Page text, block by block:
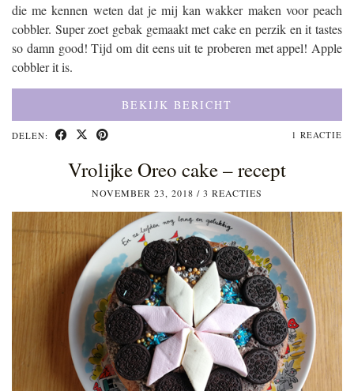
die me kennen weten dat je mij kan wakker maken voor peach
cobbler. Super zoet gebak gemaakt met cake en perzik en it tastes
so damn good! Tijd om dit eens uit te proberen met appel! Apple
cobbler it is.
BEKIJK BERICHT
DELEN: 1 REACTIE
Vrolijke Oreo cake – recept
NOVEMBER 23, 2018 / 3 REACTIES